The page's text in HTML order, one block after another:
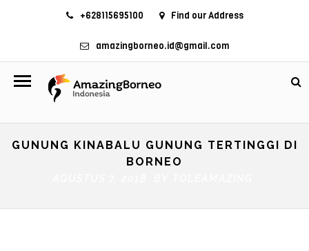
+628115695100 Find our Address
amazingborneo.id@gmail.com
GUNUNG KINABALU GUNUNG TERTINGGI DI
BORNEO